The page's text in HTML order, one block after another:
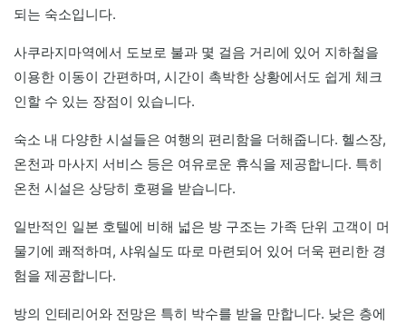
되는 숙소입니다.
사쿠라지마역에서 도보로 불과 몇 걸음 거리에 있어 지하철을
이용한 이동이 간편하며, 시간이 촉박한 상황에서도 쉽게 체크
인할 수 있는 장점이 있습니다.
숙소 내 다양한 시설들은 여행의 편리함을 더해줍니다. 헬스장,
온천과 마사지 서비스 등은 여유로운 휴식을 제공합니다. 특히
온천 시설은 상당히 호평을 받습니다.
일반적인 일본 호텔에 비해 넓은 방 구조는 가족 단위 고객이 머
물기에 쾌적하며, 샤워실도 따로 마련되어 있어 더욱 편리한 경
험을 제공합니다.
방의 인테리어와 전망은 특히 박수를 받을 만합니다. 낮은 층에